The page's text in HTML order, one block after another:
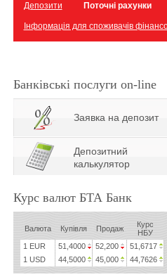
Депозити Поточні рахунки
Інформація для споживачів
Банківські послуги on-line
Заявка на депозит
Депозитний
калькулятор
Курс валют БТА Банк
Валюта Купівля Продаж
Курс
НБУ
1 EUR
51,4000 52,200
51,6717
1 USD
44,5000 45,000 44,7626